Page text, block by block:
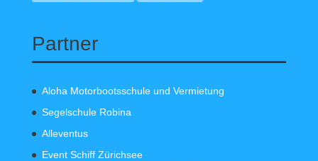
Partner
Aloha Motorbootsschule und Vermietung
Segelschule Robina
Alleventus
Event Schiff Zürichsee